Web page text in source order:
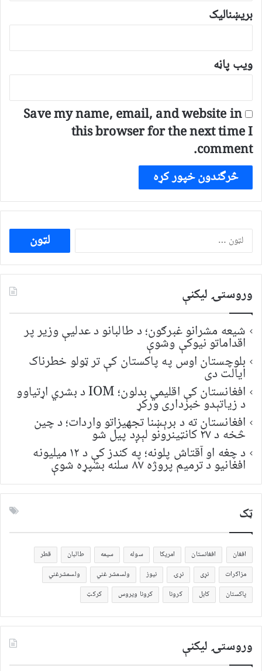
بریښنالیک
ویب پاڼه
Save my name, email, and website in
this browser for the next time I
comment.
ددی
لپاره
لټون:
وروستۍ ليکنې
شیعه مشرانو غبرګون؛ د طالبانو د عدلیې وزیر پر
اقداماتو نیوکې وشوې
بلوچستان اوس په پاکستان کې تر ټولو خطرناک
ایالت دی
افغانستان کې اقلیمي بدلون؛ IOM د بشري اړتیاوو
د زیاتېدو خبرداری ورکړ
افغانستان ته د برېښنا تجهیزاتو واردات؛ د چین
څخه د ۲۷ کانټینرونو لېږد پیل شو
د چغه او آقتاش پلونه؛ په کندز کې د ۱۲ میلیونه
افغانیو د ترمیم پروژه ۸۷ سلنه بشپړه شوې
ټک
افغان افغانستان امریکا سوله سیمه طالبان
قطر
مزاکرات
نړی نړۍ نیوز ولسمشر غني
ولسمشرغني
پاکستان
کابل کرونا کرونا ویروس کرکټ
وروستۍ ليکنې